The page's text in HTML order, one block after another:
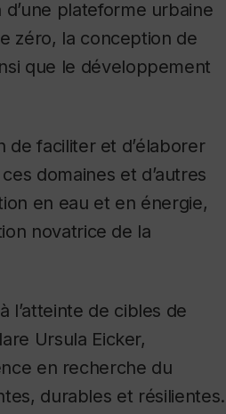
plateforme urbaine
zéro, la conception de
que le développement
de faciliter et d’élaborer
domaines et d’autres
en eau et en énergie,
novatrice de la
l’atteinte de cibles de
Ursula Eicker,
en recherche du
durables et résilientes.